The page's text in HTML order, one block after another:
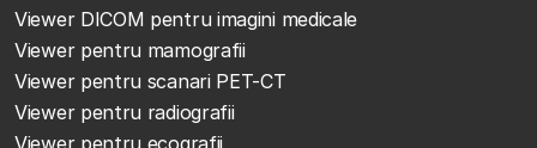
Viewer DICOM pentru imagini medicale
Viewer pentru mamografii
Viewer pentru scanari PET-CT
Viewer pentru radiografii